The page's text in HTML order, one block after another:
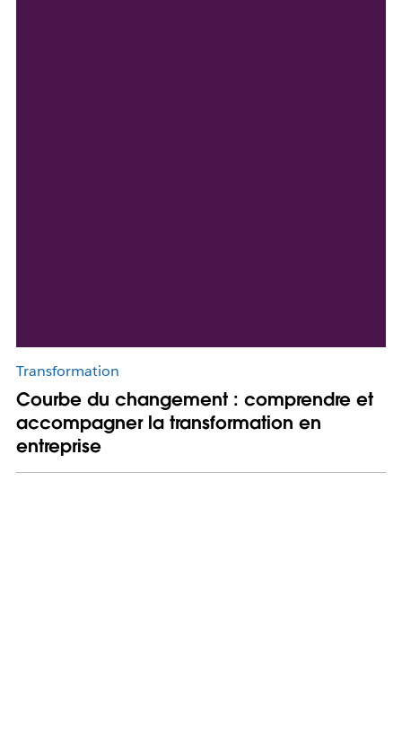
Transformation
Courbe du changement : comprendre et
accompagner la transformation en
entreprise